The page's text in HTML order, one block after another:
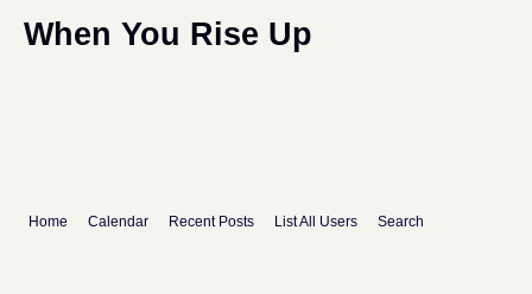
When You Rise Up
Home Calendar Recent Posts List All Users Search